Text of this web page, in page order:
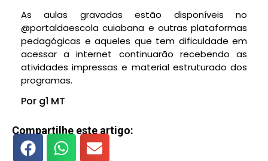
As aulas gravadas estão disponíveis no
@portaldaescola cuiabana e outras plataformas
pedagógicas e aqueles que tem dificuldade em
acessar a internet continuarão recebendo as
atividades impressas e material estruturado dos
programas.
Por g1 MT
Compartilhe este artigo: